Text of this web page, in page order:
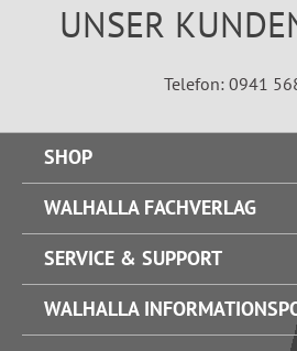
UNSER
Telefon: 0941
SHOP
WALHALLA FACHVERLAG
SERVICE & SUPPORT
WALHALLA